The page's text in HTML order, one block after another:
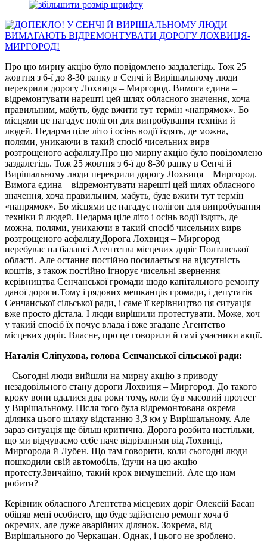
Про цю мирну акцію було повідомлено заздалегідь. Тож 25
жовтня з 6-ї до 8-30 ранку в Сенчі й Вирішальному люди
перекрили дорогу Лохвиця – Миргород. Вимога єдина –
відремонтувати нарешті цей шлях обласного значення, хоча
правильним, мабуть, буде вжити тут термін «напрямок». Бо
місцями це нагадує полігон для випробування техніки й
людей. Недарма ціле літо і осінь водії їздять, де можна,
полями, уникаючи в такий спосіб чисельних вирв
розтрощеного асфальту.Про цю мирну акцію було повідомлено
заздалегідь. Тож 25 жовтня з 6-ї до 8-30 ранку в Сенчі й
Вирішальному люди перекрили дорогу Лохвиця – Миргород.
Вимога єдина – відремонтувати нарешті цей шлях обласного
значення, хоча правильним, мабуть, буде вжити тут термін
«напрямок». Бо місцями це нагадує полігон для випробування
техніки й людей. Недарма ціле літо і осінь водії їздять, де
можна, полями, уникаючи в такий спосіб чисельних вирв
розтрощеного асфальту.Дорога Лохвиця – Миргород
перебуває на балансі Агентства місцевих доріг Полтавської
області. Але останнє постійно посилається на відсутність
коштів, з також постійно ігнорує чисельні звернення
керівництва Сенчанської громади щодо капітального ремонту
даної дороги.Тому і рядових мешканців громади, і депутатів
Сенчанської сільської ради, і саме її керівництво ця ситуація
вже просто дістала. І люди вирішили протестувати. Може, хоч
у такий спосіб їх почує влада і вже згадане Агентство
місцевих доріг. Власне, про це говорили й самі учасники акції.
Наталія Сліпухова, голова Сенчанської сільської ради:
– Сьогодні люди вийшли на мирну акцію з приводу
незадовільного стану дороги Лохвиця – Миргород. До такого
кроку вони вдалися два роки тому, коли був масовий протест
у Вирішальному. Після того була відремонтована окрема
ділянка цього шляху відстанню 3,3 км у Вирішальному. Але
зараз ситуація ще більш критична. Дорога розбита настільки,
що ми відчуваємо себе наче відрізаними від Лохвиці,
Миргорода й Лубен. Що там говорити, коли сьогодні люди
пошкодили свій автомобіль, їдучи на цю акцію
протесту.Звичайно, такий крок вимушений. Але що нам
робити?
Керівник обласного Агентства місцевих доріг Олексій Басан
обіцяв мені особисто, що буде здійснено ремонт хоча б
окремих, але дуже аварійних ділянок. Зокрема, від
Вирішального до Черкащан. Однак, і цього не зроблено.